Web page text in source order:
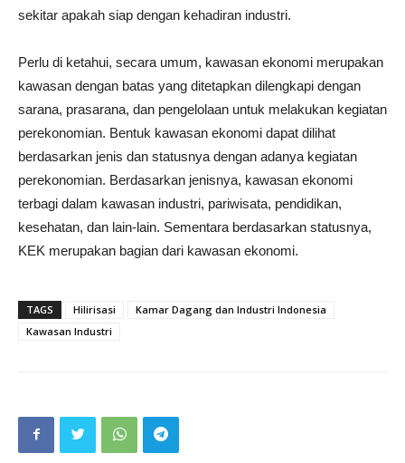
sekitar apakah siap dengan kehadiran industri.
Perlu di ketahui, secara umum, kawasan ekonomi merupakan
kawasan dengan batas yang ditetapkan dilengkapi dengan
sarana, prasarana, dan pengelolaan untuk melakukan kegiatan
perekonomian. Bentuk kawasan ekonomi dapat dilihat
berdasarkan jenis dan statusnya dengan adanya kegiatan
perekonomian. Berdasarkan jenisnya, kawasan ekonomi
terbagi dalam kawasan industri, pariwisata, pendidikan,
kesehatan, dan lain-lain. Sementara berdasarkan statusnya,
KEK merupakan bagian dari kawasan ekonomi.
TAGS Hilirisasi
Kamar Dagang dan Industri Indonesia
Kawasan Industri